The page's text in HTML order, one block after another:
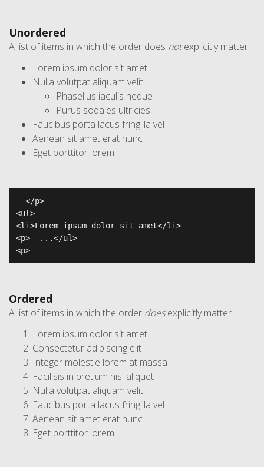
Unordered
A list of items in which the order does notexplicitly matter.
Lorem ipsum dolor sit amet
Nulla volutpat aliquam velit
Phasellus iaculis neque
Purus sodales ultricies
Faucibus porta lacus fringilla vel
Aenean sit amet erat nunc
Eget porttitor lorem
  </p>
<ul>
<li>Lorem ipsum dolor sit amet</li>
<p>  ...</ul>
<p>
Ordered
A list of items in which the order doesexplicitly matter.
Lorem ipsum dolor sit amet
Consectetur adipiscing elit
Integer molestie lorem at massa
Facilisis in pretium nisl aliquet
Nulla volutpat aliquam velit
Faucibus porta lacus fringilla vel
Aenean sit amet erat nunc
Eget porttitor lorem